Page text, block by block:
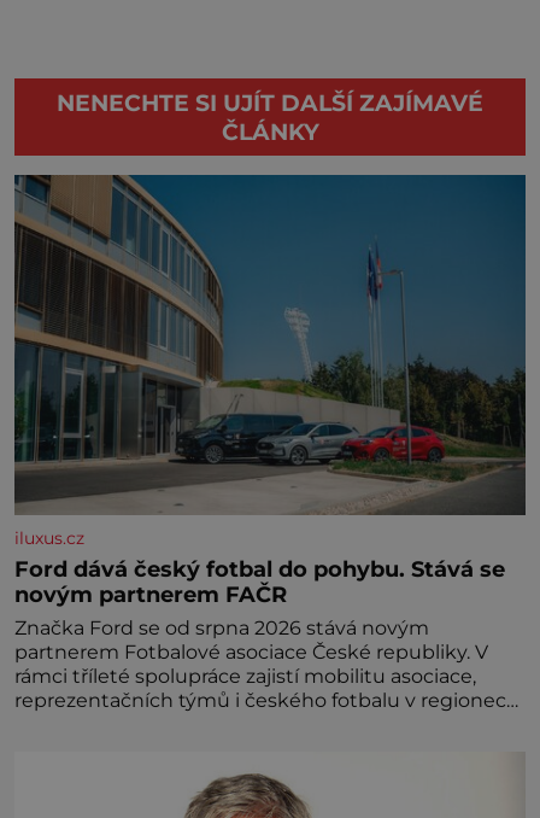
NENECHTE SI UJÍT DALŠÍ ZAJÍMAVÉ
ČLÁNKY
iluxus.cz
Ford dává český fotbal do pohybu. Stává se
novým partnerem FAČR
Značka Ford se od srpna 2026 stává novým
partnerem Fotbalové asociace České republiky. V
rámci tříleté spolupráce zajistí mobilitu asociace,
reprezentačních týmů i českého fotbalu v regionech.